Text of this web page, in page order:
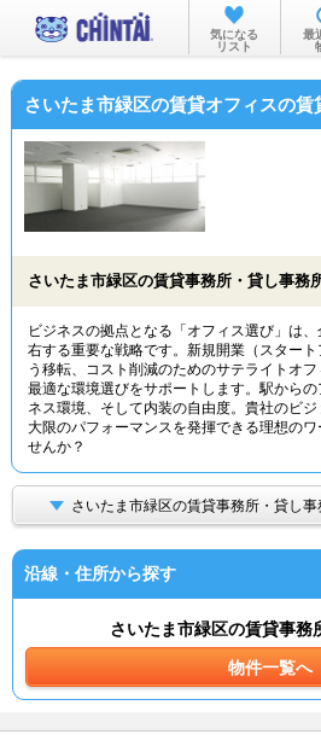
お部屋を探す
沿線・
物件特
TOP
気になる
リスト
最
さいたま市緑区の賃貸オフィスの
さいたま市緑区の賃貸事務所・貸し事務
ビジネスの拠点となる「オフィス選び」は
右する重要な戦略です。新規開業（スター
う移転、コスト削減のためのサテライトオ
最適な環境選びをサポートします。駅から
ネス環境、そして内装の自由度。貴社のビ
大限のパフォーマンスを発揮できる理想の
せんか？
さいたま市緑区の賃貸事務所・貸し
沿線・住所から探す
さいたま市緑区の賃貸事務
物件一覧へ